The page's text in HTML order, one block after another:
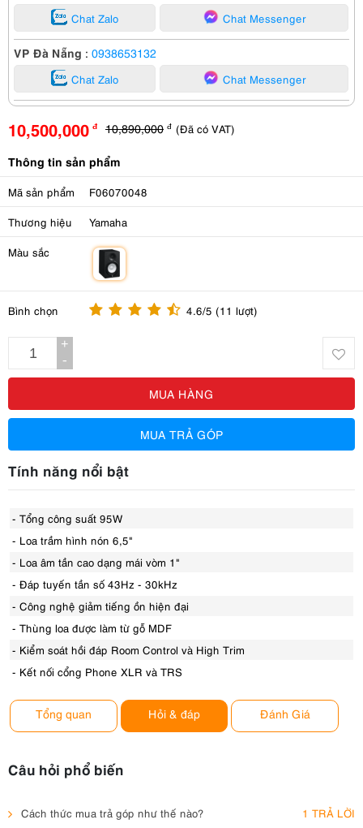
Chat Zalo Chat Messenger
VP Đà Nẵng : 0938653132
Chat Zalo Chat Messenger
10,500,000 đ 10,890,000 đ (Đã có VAT)
Thông tin sản phẩm
Mã sản phẩm F06070048
Thương hiệu Yamaha
Màu sắc
Bình chọn 4.6/5 (11 lượt)
+
-
MUA HÀNG
MUA TRẢ GÓP
Tính năng nổi bật
- Tổng công suất 95W
- Loa trầm hình nón 6,5"
- Loa âm tần cao dạng mái vòm 1"
- Đáp tuyến tần số 43Hz - 30kHz
- Công nghệ giảm tiếng ồn hiện đại
- Thùng loa được làm từ gỗ MDF
- Kiểm soát hồi đáp Room Control và High Trim
- Kết nối cổng Phone XLR và TRS
Tổng quan Hỏi & đáp Đánh Giá
Câu hỏi phổ biến
Cách thức mua trả góp như thế nào?
1 TRẢ LỜI